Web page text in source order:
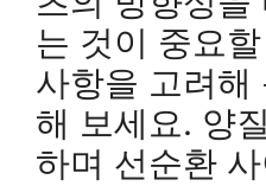
는 것이 중요
사항을 고려해
해 보세요. 양
하며 선순환